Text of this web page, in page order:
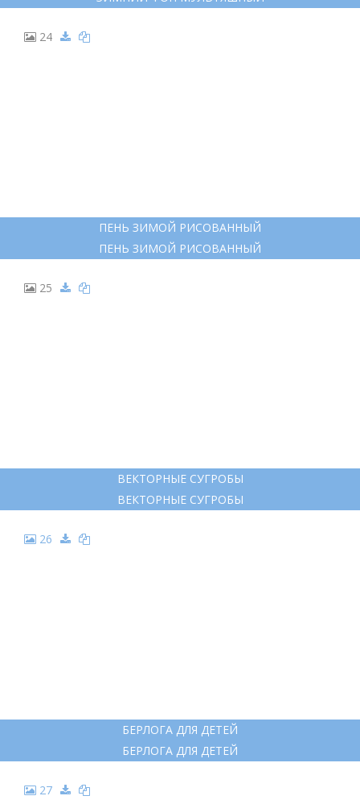
24
ПЕНЬ ЗИМОЙ РИСОВАННЫЙ
ПЕНЬ ЗИМОЙ РИСОВАННЫЙ
25
ВЕКТОРНЫЕ СУГРОБЫ
ВЕКТОРНЫЕ СУГРОБЫ
26
БЕРЛОГА ДЛЯ ДЕТЕЙ
БЕРЛОГА ДЛЯ ДЕТЕЙ
27